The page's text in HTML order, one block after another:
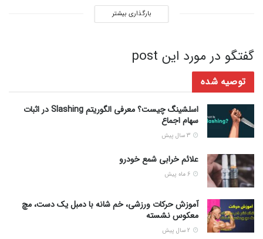
بارگذاری بیشتر
گفتگو در مورد این post
توصیه شده
اسلشینگ چیست؟ معرفی الگوریتم Slashing در اثبات
سهام اجماع
علائم خرابی شمع خودرو
آموزش حرکات ورزشی، خم شانه با دمبل یک دست، مچ
معکوس نشسته